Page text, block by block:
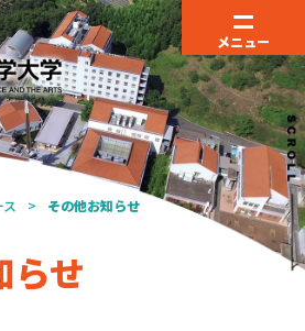
メニュー
その他お知らせ
らせ